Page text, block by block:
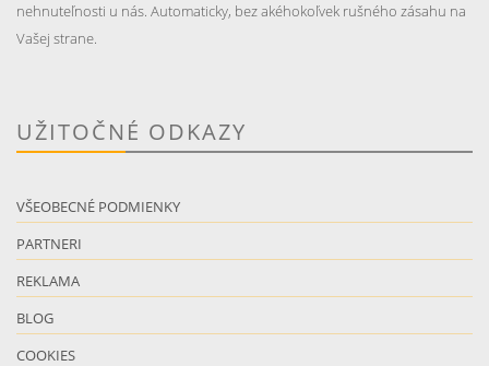
nehnuteľnosti u nás. Automaticky, bez akéhokoľvek rušného zásahu na
Vašej strane.
UŽITOČNÉ ODKAZY
VŠEOBECNÉ PODMIENKY
PARTNERI
REKLAMA
BLOG
COOKIES